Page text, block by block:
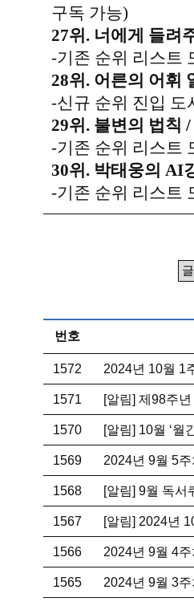
구독 가능)
27위. 너에게 들려
-기존 순위 리스트
28위. 어른의 어휘
-신규 순위 진입 도
29위. 불변의 법칙
-기존 순위 리스트
30위. 박태웅의 AI
-기존 순위 리스트
번호
1572 2024년 10월 1
1571 [알림] 제98주
1570 [알림] 10월 ‘월
1569 2024년 9월 5
1568 [알림] 9월 독서
1567 [알림] 2024년
1566 2024년 9월 4
1565 2024년 9월 3